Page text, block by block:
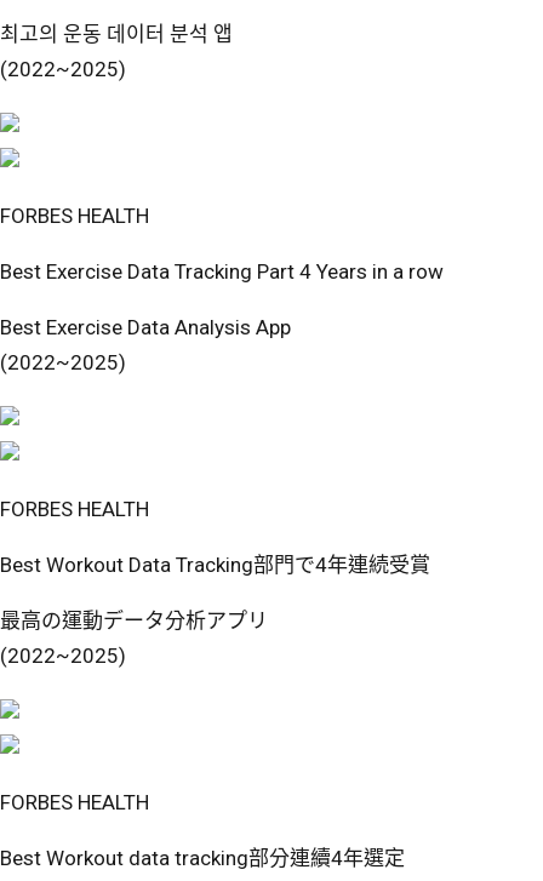
최고의 운동 데이터 분석 앱
(2022~2025)
FORBES HEALTH
Best Exercise Data Tracking Part 4 Years in a row
Best Exercise Data Analysis App
(2022~2025)
FORBES HEALTH
Best Workout Data Tracking部門で4年連続受賞
最高の運動データ分析アプリ
(2022~2025)
FORBES HEALTH
Best Workout data tracking部分連續4年選定